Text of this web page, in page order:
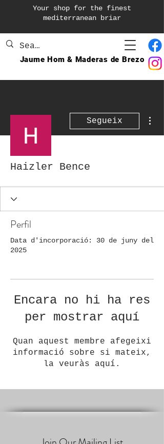
Your shop for the finest
mediterranean briar
Jaume Hom & Maderas de Brezo
Segueix
Haizler Bence
Perfil
Data d'incorporació: 30 de juny del
2025
Encara no hi ha res
per mostrar aquí
Quan aquest membre afegeixi
informació sobre si mateix,
la veuràs aquí.